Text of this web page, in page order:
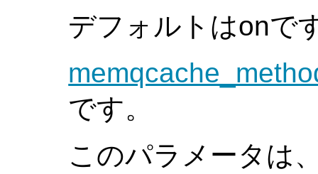
デフォルトはonで
です。
このパラメータは